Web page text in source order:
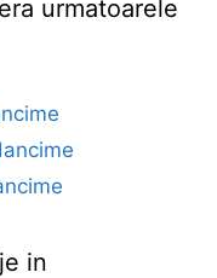
urmatoarele
in